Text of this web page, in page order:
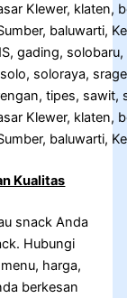
gading,
soloraya,
tipes,
Klewer,
baluwarti,
Kualitas
snack Anda
Hubungi
harga,
berkesan